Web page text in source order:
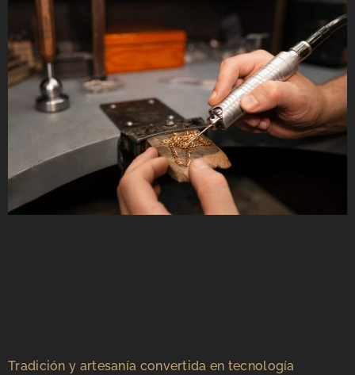
Tradición y artesanía convertida en tecnología